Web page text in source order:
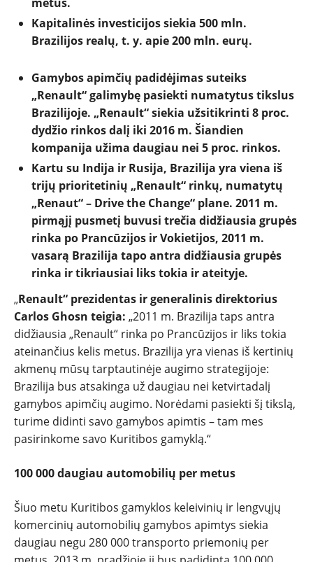
SPORTAS
PATARIMAI
ĮVAIRENYBĖS
Kapitalinės investicijos siekia 500 mln.
Brazilijos realų, t. y. apie 200 mln. eurų.
Gamybos apimčių padidėjimas suteiks
„Renault“ galimybę pasiekti numatytus tikslus
Brazilijoje. „Renault“ siekia užsitikrinti 8 proc.
dydžio rinkos dalį iki 2016 m. Šiandien
kompanija užima daugiau nei 5 proc. rinkos.
Kartu su Indija ir Rusija, Brazilija yra viena iš
trijų prioritetinių „Renault“ rinkų, numatytų
„Renaut“ – Drive the Change“ plane. 2011 m.
pirmąjį pusmetį buvusi trečia didžiausia grupės
rinka po Prancūzijos ir Vokietijos, 2011 m.
vasarą Brazilija tapo antra didžiausia grupės
rinka ir tikriausiai liks tokia ir ateityje.
„Renault“ prezidentas ir generalinis direktorius
Carlos Ghosn teigia: „2011 m. Brazilija taps antra
didžiausia „Renault“ rinka po Prancūzijos ir liks tokia
ateinančius kelis metus. Brazilija yra vienas iš kertinių
akmenų mūsų tarptautinėje augimo strategijoje:
Brazilija bus atsakinga už daugiau nei ketvirtadalį
gamybos apimčių augimo. Norėdami pasiekti šį tikslą,
turime didinti savo gamybos apimtis – tam mes
pasirinkome savo Kuritibos gamyklą.“
100 000 daugiau automobilių per metus
Šiuo metu Kuritibos gamyklos keleivinių ir lengvųjų
komercinių automobilių gamybos apimtys siekia
daugiau negu 280 000 transporto priemonių per